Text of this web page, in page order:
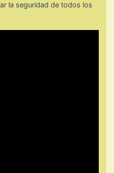
la seguridad de todos los